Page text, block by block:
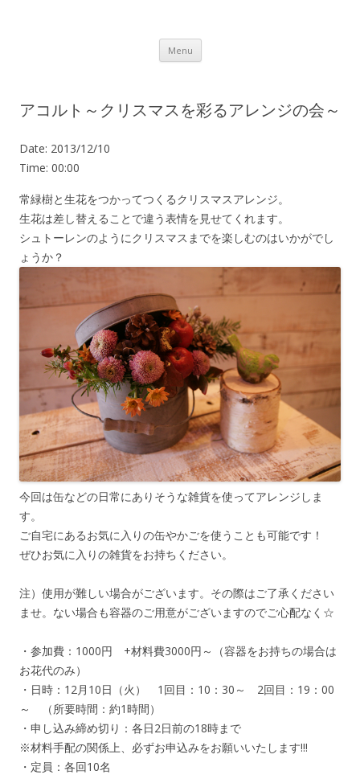
Menu Skip to content
アコルト～クリスマスを彩るアレンジの会～
Date: 2013/12/10
Time: 00:00
常緑樹と生花をつかってつくるクリスマスアレンジ。
生花は差し替えることで違う表情を見せてくれます。
シュトーレンのようにクリスマスまでを楽しむのはいかがでし
ょうか？
今回は缶などの日常にありそうな雑貨を使ってアレンジしま
す。
ご自宅にあるお気に入りの缶やかごを使うことも可能です！
ぜひお気に入りの雑貨をお持ちください。
注）使用が難しい場合がございます。その際はご了承ください
ませ。ない場合も容器のご用意がございますのでご心配なく☆
・参加費：1000円 +材料費3000円～（容器をお持ちの場合は
お花代のみ）
・日時：12月10日（火） 1回目：10：30～ 2回目：19：00
～ （所要時間：約1時間）
・申し込み締め切り：各日2日前の18時まで
※材料手配の関係上、必ずお申込みをお願いいたします!!!
・定員：各回10名